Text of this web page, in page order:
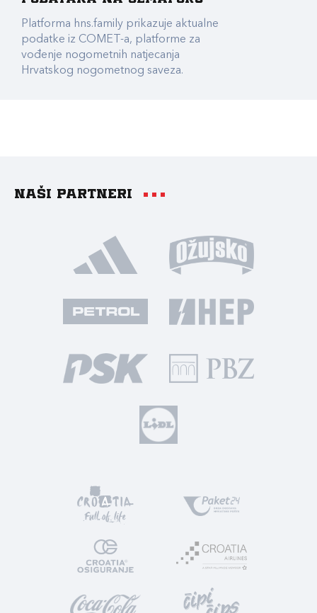
Platforma hns.family prikazuje aktualne
podatke iz COMET-a, platforme za
vođenje nogometnih natjecanja
Hrvatskog nogometnog saveza.
Naši partneri